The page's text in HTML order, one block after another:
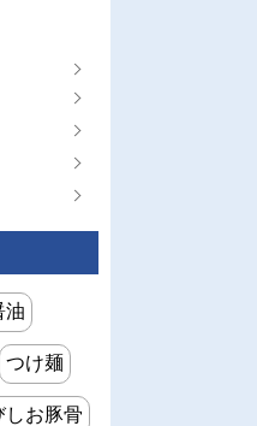
油
つけ麺
しお豚骨